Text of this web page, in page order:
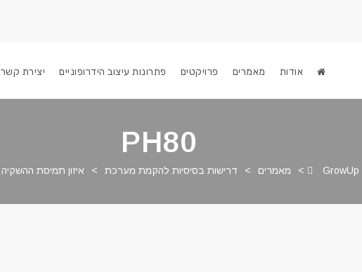
אודות מאמרים פרויקטים פתרונות עיצוב הידרופוניים יצירת קשר
PH80
GrowUp
> מאמרים > דרישות בסיסיות להקמת מערכת > איזון תמיסת ההשקיה